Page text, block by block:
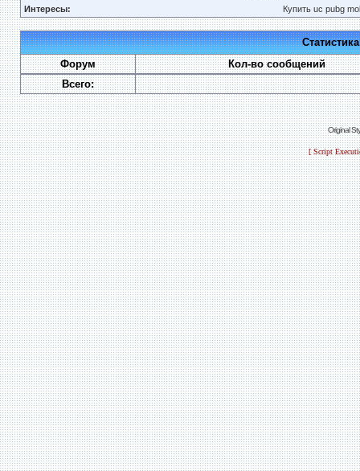
Интересы:
Купить uc pubg
Форум
Кол-во сообщений
Всего:
Original
[ Script